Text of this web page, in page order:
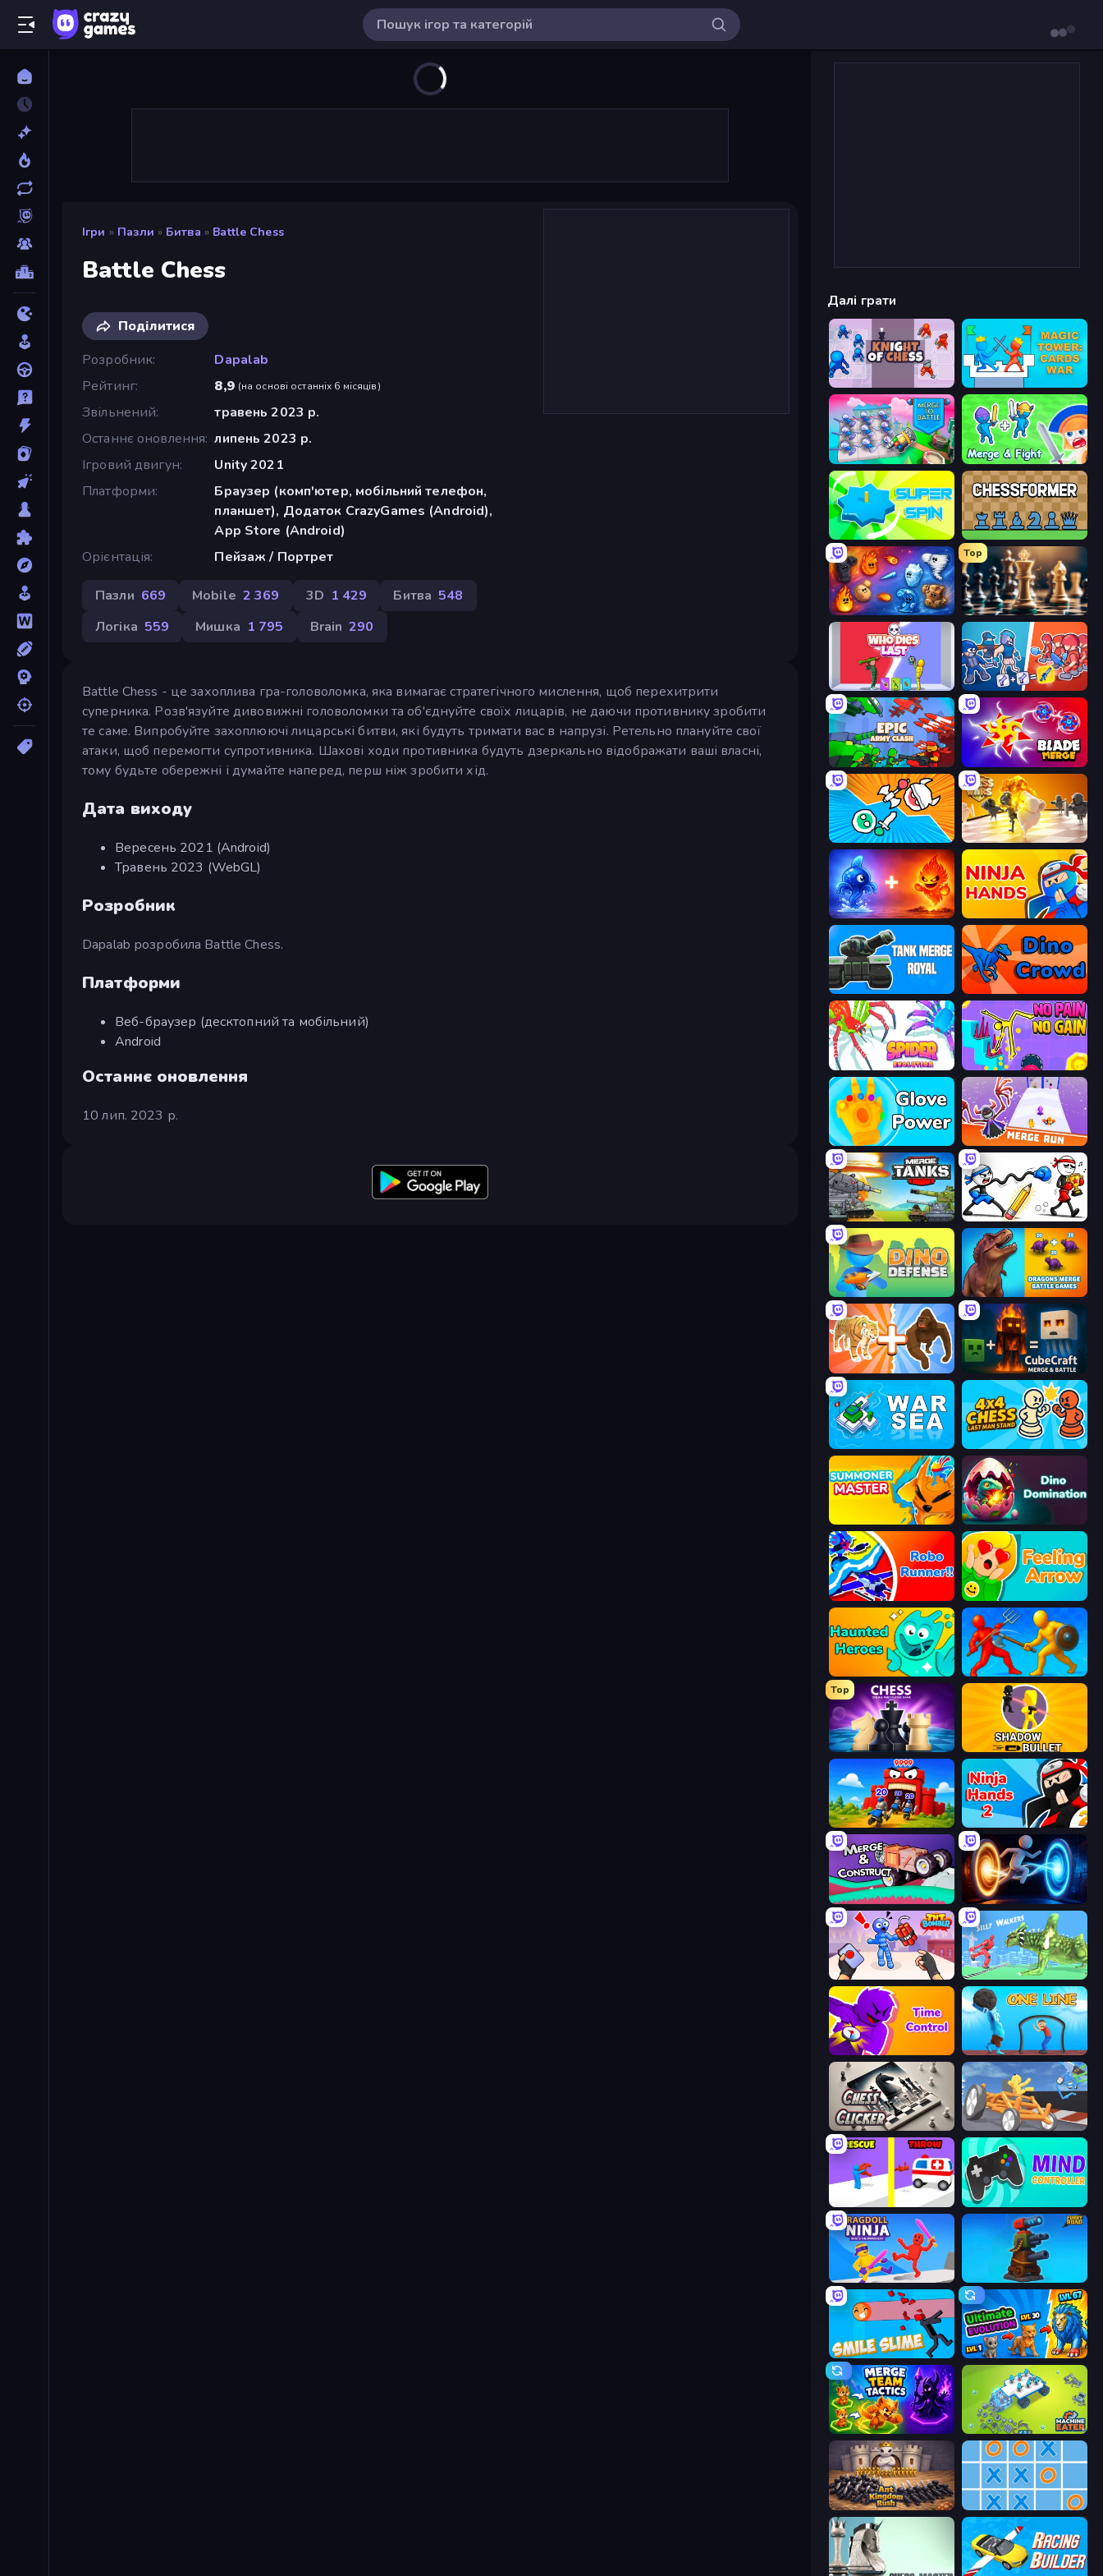
Ігри » Пазли » Битва » Battle Chess
Battle Chess
Поділитися
Розробник
Dapalab
Рейтинг
8,9 (на основі останніх 6 місяців)
Звільнений
травень 2023 р.
Останнє оновлення липень 2023 р.
Ігровий двигун
Unity 2021
Платформи
Браузер (комп'ютер, мобільний телефон,
планшет), Додаток CrazyGames (Android),
App Store (Android)
Орієнтація
Пейзаж / Портрет
Пазли 669 Mobile 2 369 3D 1 429 Битва 548
Логіка 559 Мишка 1 795 Brain 290
Battle Chess - це захоплива гра-головоломка, яка вимагає стратегічного мислення, щоб перехитрити
суперника. Розв'язуйте дивовижні головоломки та об'єднуйте своїх лицарів, не даючи противнику зробити
те саме. Випробуйте захоплюючі лицарські битви, які будуть тримати вас в напрузі. Ретельно плануйте свої
атаки, щоб перемогти супротивника. Шахові ходи противника будуть дзеркально відображати ваші власні,
тому будьте обережні і думайте наперед, перш ніж зробити хід.
Дата виходу
Вересень 2021 (Android)
Травень 2023 (WebGL)
Розробник
Dapalab розробила Battle Chess.
Платформи
Веб-браузер (десктопний та мобільний)
Android
Останнє оновлення
10 лип. 2023 р.
Далі грати
Knight of Chess
Merge To Battle Merge and Fight
Super Spin
Elemental Merge
Top
Chess Free
Who Dies Last?
Epic Army Clash Blade Merge
Merge Knights! Chess Wars
Elemental Monsters: Merge Ninja Hands
Tank Merge Royal Dino Crowd
Spider Evolution: Runner Game No Pain No Gain - Ragdoll Sandbox
Glove Power Merge Run
Merge Master Tanks: Tank Wars Doodle Smash
Dino Defense Dragons Merge: Battle Games
Animal DNA Run CubeCraft: Merge & Battle
War Sea 4x4 Chess: Last Man Stand
Summoner Master Dino Domination
Robo Runner Feeling Arrow
Haunted Heroes Epic Sword Battle! Fight in Arena
Top
Chess Online Multiplayer Shadow Bullet
TimeWarriors Ninja Hands 2
Merge & Construct Portal Escape
TNT Bomber Silly Walkers
Time Control! One Line
Chess Clicker Draw Crash Race
Rescue Throw Mind Controller
Ragdoll Ninja: Imposter Hero Furry Road
Smile Slime Ultimate Evolution
Merge Team Tactics Machine Eater
Ant Kingdom Rush Tic Tac Toe Online